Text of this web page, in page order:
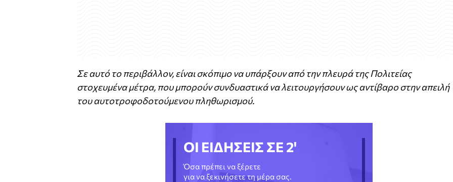
Σε αυτό το περιβάλλον, είναι σκόπιμο να υπάρξουν από την πλευρά της Πολιτείας
στοχευμένα μέτρα, που μπορούν συνδυαστικά να λειτουργήσουν ως αντίβαρο στην απειλή
του αυτοτροφοδοτούμενου πληθωρισμού.
ΟΙ ΕΙΔΗΣΕΙΣ ΣΕ 2'
Όσα πρέπει να ξέρετε
για να ξεκινήσετε τη μέρα σας.